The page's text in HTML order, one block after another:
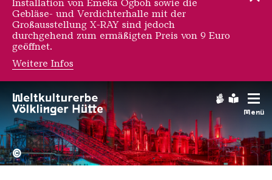
Menü
Gen Atem
Hochofengruppe in Rot
Copyright:
©
Installation von Emeka Ogboh sowie die
Gebläse- und Verdichterhalle mit der
Großausstellung X-RAY sind jedoch
durchgehend zum ermäßigten Preis von 9 Euro
geöffnet.
Weitere Infos